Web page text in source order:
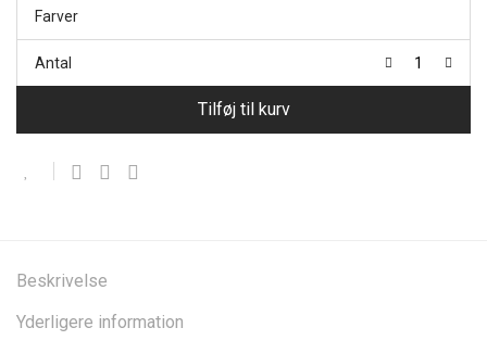
Farver
Antal
Tilføj til kurv
Beskrivelse
Yderligere information